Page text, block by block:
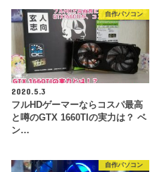
自作パソコン
2020.5.3
フルHDゲーマーならコスパ最高
と噂のGTX 1660TIの実力は？ ベ
ン…
自作パソコン